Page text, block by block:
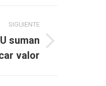
SIGUIENTE
suman
valor